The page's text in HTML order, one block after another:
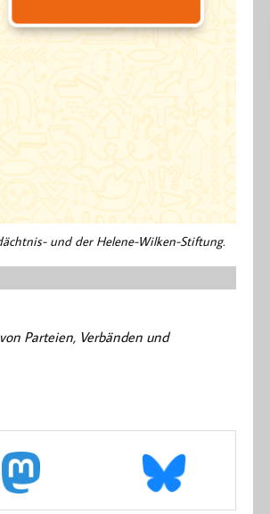
und der Helene-Wilken-Stiftung.
Parteien, Verbänden und